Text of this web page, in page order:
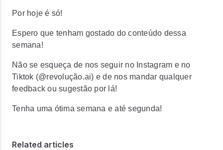
Por hoje é só!
Espero que tenham gostado do conteúdo dessa
semana!
Não se esqueça de nos seguir no Instagram e no
Tiktok (@revolução.ai) e de nos mandar qualquer
feedback ou sugestão por lá!
Tenha uma ótima semana e até segunda!
Related articles